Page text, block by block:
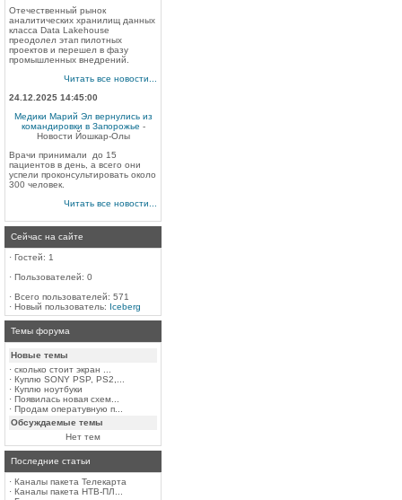
Отечественный рынок
аналитических хранилищ данных
класса Data Lakehouse
преодолел этап пилотных
проектов и перешел в фазу
промышленных внедрений.
Читать все новости...
24.12.2025 14:45:00
Медики Марий Эл вернулись из
командировки в Запорожье -
Новости Йошкар-Олы
Врачи принимали до 15
пациентов в день, а всего они
успели проконсультировать около
300 человек.
Читать все новости...
Сейчас на сайте
· Гостей: 1
· Пользователей: 0
· Всего пользователей: 571
· Новый пользователь: Iceberg
Темы форума
Новые темы
· сколько стоит экран ...
· Куплю SONY PSP, PS2,...
· Куплю ноутбуки
· Появилась новая схем...
· Продам оператувную п...
Обсуждаемые темы
Нет тем
Последние статьи
· Каналы пакета Телекарта
· Каналы пакета НТВ-ПЛ...